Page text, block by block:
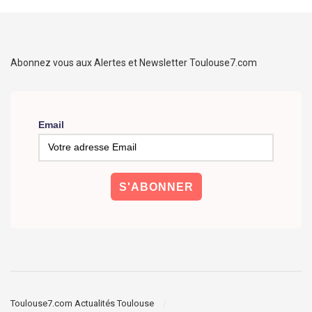
Abonnez vous aux Alertes et Newsletter Toulouse7.com
Email
Toulouse7.com Actualités Toulouse